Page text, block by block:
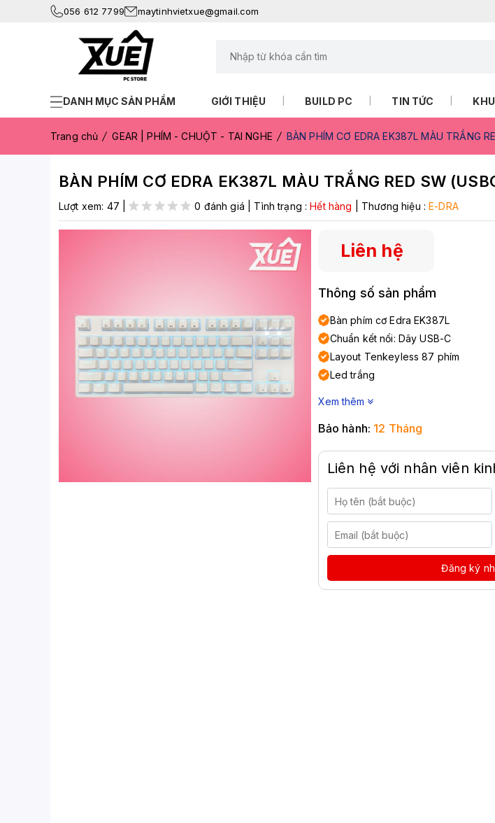
056 612 7799 maytinhvietxue@gmail.com
DANH MỤC SẢN PHẨM GIỚI THIỆU BUILD PC TIN TỨC
Trang chủ GEAR | PHÍM - CHUỘT - TAI NGHE BÀN PHÍM CƠ EDRA EK387L MÀU TRẮNG
BÀN PHÍM CƠ EDRA EK387L MÀU TRẮNG RED SW
Lượt xem: 47 | 0 đánh giá Tình trạng :Hết hàng Thương hiệu :E-DRA
Liên hệ
Thông số sản phẩm
Bàn phím cơ Edra EK387L
Chuẩn kết nối: Dây USB-C
Layout Tenkeyless 87 phím
Led trắng
Xem thêm
Bảo hành: 12 Tháng
Liên hệ với nhân viên
Đăng ký